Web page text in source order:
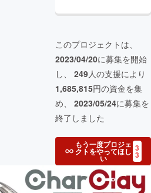
このプロジェクトは、
2023/04/20に募集を開始
し、 249人の支援により
1,685,815円の資金を集
め、 2023/05/24に募集を
終了しました
もう一度プロジェ
クトをやってほし
い
3
3